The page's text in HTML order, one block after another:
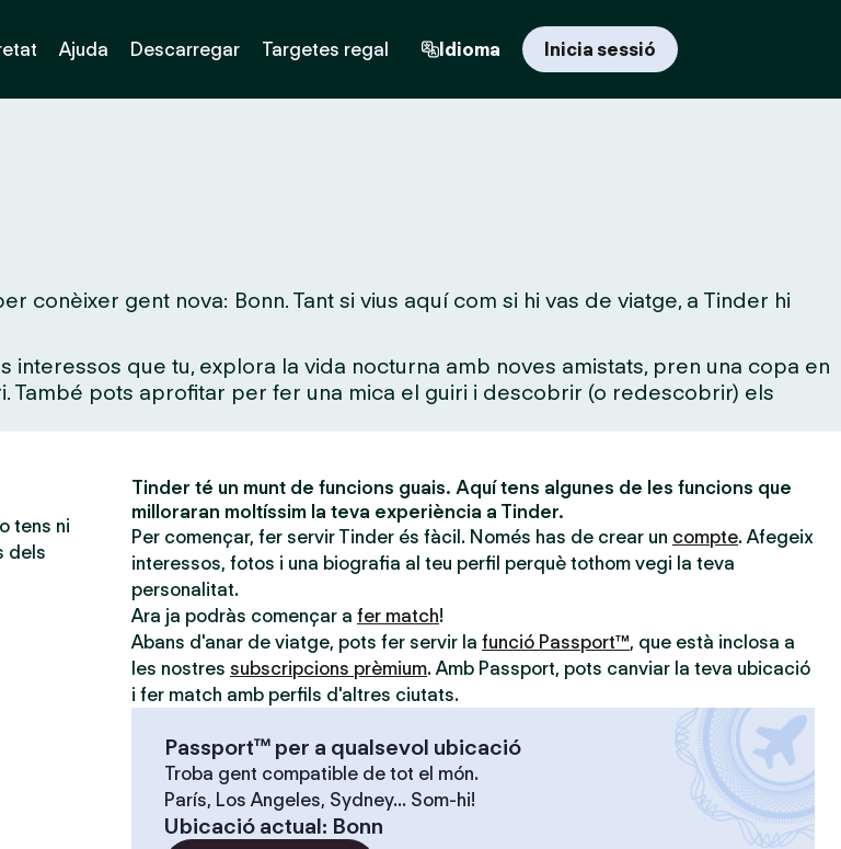
Ajuda Descarregar Targetes regal Idioma Inicia sessió
gent nova: Bonn. Tant si vius aquí com si hi vas de viatge, a Tinder hi
que tu, explora la vida nocturna amb noves amistats, pren una copa en
pots aprofitar per fer una mica el guiri i descobrir (o redescobrir) els
tens ni
dels
Tinder té un munt de funcions guais. Aquí tens algunes de les funcions que
milloraran moltíssim la teva experiència a Tinder.
Per començar, fer servir Tinder és fàcil. Només has de crear un compte. Afegeix
interessos, fotos i una biografia al teu perfil perquè tothom vegi la teva
personalitat.
Ara ja podràs començar a fer match!
Abans d'anar de viatge, pots fer servir la funció Passport™, que està inclosa a
les nostres subscripcions prèmium. Amb Passport, pots canviar la teva ubicació
i fer match amb perfils d'altres ciutats.
Passport™ per a qualsevol ubicació
Troba gent compatible de tot el món.
París, Los Angeles, Sydney... Som-hi!
Ubicació actual: Bonn